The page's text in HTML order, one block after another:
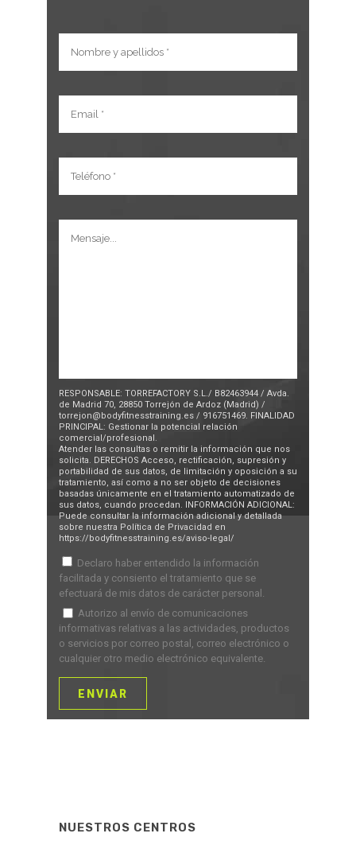
RESPONSABLE: TORREFACTORY S.L./ B82463944 / Avda.
de Madrid 70, 28850 Torrejón de Ardoz (Madrid) /
torrejon@bodyfitnesstraining.es / 916751469. FINALIDAD
PRINCIPAL: Gestionar la potencial relación
comercial/profesional.
Atender las consultas o remitir la información que nos
solicita. DERECHOS Acceso, rectificación, supresión y
portabilidad de sus datos, de limitación y oposición a su
tratamiento, así como a no ser objeto de decisiones
basadas únicamente en el tratamiento automatizado de
sus datos, cuando procedan. INFORMACIÓN ADICIONAL:
Puede consultar la información adicional y detallada
sobre nuestra Política de Privacidad en
https://bodyfitnesstraining.es/aviso-legal/
Declaro haber entendido la información
facilitada y consiento el tratamiento que se
efectuará de mis datos de carácter personal.
Autorizo al envío de comunicaciones
informativas relativas a las actividades, productos
o servicios por correo postal, correo electrónico o
cualquier otro medio electrónico equivalente.
NUESTROS CENTROS